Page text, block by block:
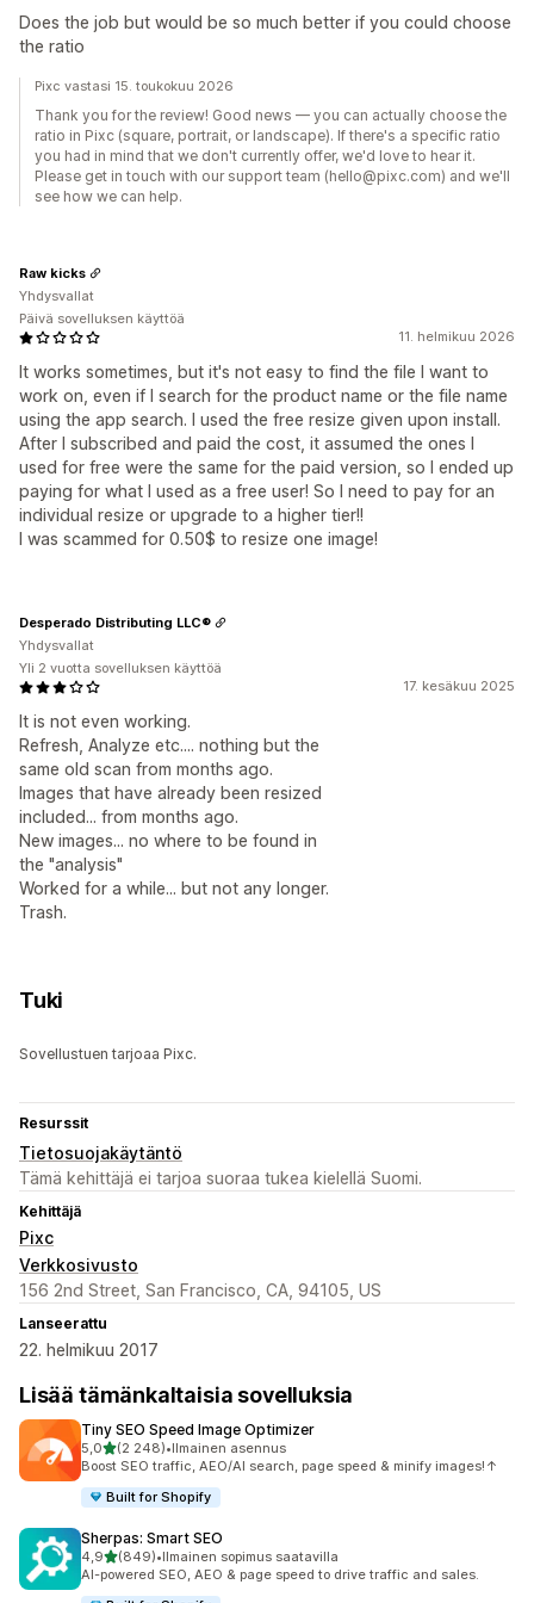
Does the job but would be so much better if you could choose
the ratio
Pixc vastasi 15. toukokuu 2026
Thank you for the review! Good news — you can actually choose the
ratio in Pixc (square, portrait, or landscape). If there's a specific ratio
you had in mind that we don't currently offer, we'd love to hear it.
Please get in touch with our support team (hello@pixc.com) and we'll
see how we can help.
11. helmikuu 2026
It works sometimes, but it's not easy to find the file I want to
work on, even if I search for the product name or the file name
using the app search. I used the free resize given upon install.
After I subscribed and paid the cost, it assumed the ones I
used for free were the same for the paid version, so I ended up
paying for what I used as a free user! So I need to pay for an
individual resize or upgrade to a higher tier!!
I was scammed for 0.50$ to resize one image!
Raw kicks
Yhdysvallat
Päivä sovelluksen käyttöä
17. kesäkuu 2025
It is not even working.
Refresh, Analyze etc.... nothing but the
same old scan from months ago.
Images that have already been resized
included... from months ago.
New images... no where to be found in
the "analysis"
Worked for a while... but not any longer.
Trash.
Desperado Distributing LLC®
Yhdysvallat
Yli 2 vuotta sovelluksen käyttöä
Tuki
Sovellustuen tarjoaa Pixc.
Resurssit
Tietosuojakäytäntö
Tämä kehittäjä ei tarjoa suoraa tukea kielellä Suomi.
Kehittäjä
Pixc
Verkkosivusto
156 2nd Street, San Francisco, CA, 94105, US
Lanseerattu
22. helmikuu 2017
Lisää tämänkaltaisia sovelluksia
Tiny SEO Speed Image Optimizer
5,0/ 5 tähteä
(2 248)
2248 arvostelua yhteensä
•Ilmainen asennus
Boost SEO traffic, AEO/AI search, page speed & minify images!↑
Built for Shopify
Sherpas: Smart SEO
4,9/ 5 tähteä
(849)
849 arvostelua yhteensä
•Ilmainen sopimus saatavilla
AI-powered SEO, AEO & page speed to drive traffic and sales.